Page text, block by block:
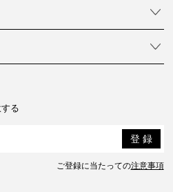
る
ご登録に当たっての注意事項